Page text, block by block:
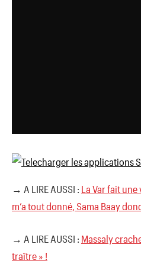
→ A LIRE AUSSI : La Var fait une
m’a tout donné, Sama Baay
→ A LIRE AUSSI : Massaly
traître » !